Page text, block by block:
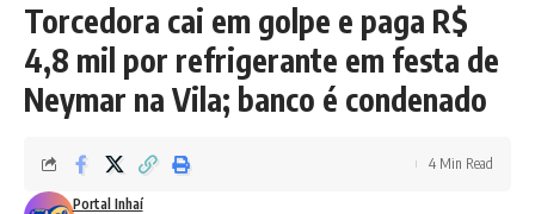
Torcedora cai em golpe e paga R$
4,8 mil por refrigerante em festa de
Neymar na Vila; banco é condenado
Portal Inhaí
4 Min Read